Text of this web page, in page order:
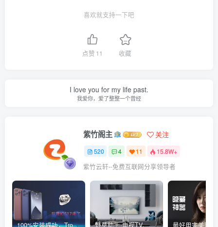
喜欢就支持一下吧
点赞 11 收藏
I love you for my life past.
我爱你，爱了整整一个曾经
紫竹阁主 关注
520 4 11 15.8W+
紫竹云轩--免费互联网分享领导者
100%安装成功，TrollStore巨魔商店ios17来了，这些系统马上起飞了 野草助手-电视TV、安卓必装的一款软件，超级好用